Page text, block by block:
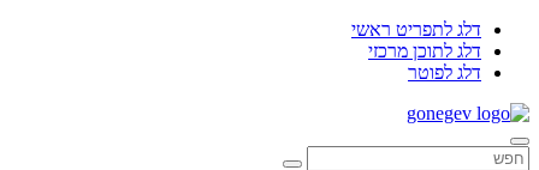
דלג לתפריט ראשי
דלג לתוכן מרכזי
דלג לפוטר